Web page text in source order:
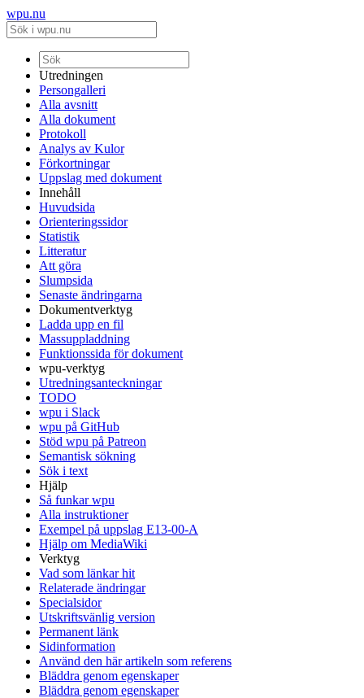
wpu.nu
Utredningen
Persongalleri
Alla avsnitt
Alla dokument
Protokoll
Analys av Kulor
Förkortningar
Uppslag med dokument
Innehåll
Huvudsida
Orienteringssidor
Statistik
Litteratur
Att göra
Slumpsida
Senaste ändringarna
Dokumentverktyg
Ladda upp en fil
Massuppladdning
Funktionssida för dokument
wpu-verktyg
Utredningsanteckningar
TODO
wpu i Slack
wpu på GitHub
Stöd wpu på Patreon
Semantisk sökning
Sök i text
Hjälp
Så funkar wpu
Alla instruktioner
Exempel på uppslag E13-00-A
Hjälp om MediaWiki
Verktyg
Vad som länkar hit
Relaterade ändringar
Specialsidor
Utskriftsvänlig version
Permanent länk
Sidinformation
Använd den här artikeln som referens
Bläddra genom egenskaper
Bläddra genom egenskaper